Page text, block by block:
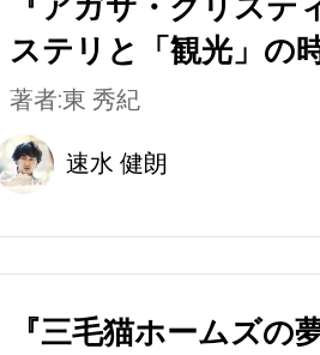
ステリと「観光」の
著者:東 秀紀
速水 健朗
『三毛猫ホームズの